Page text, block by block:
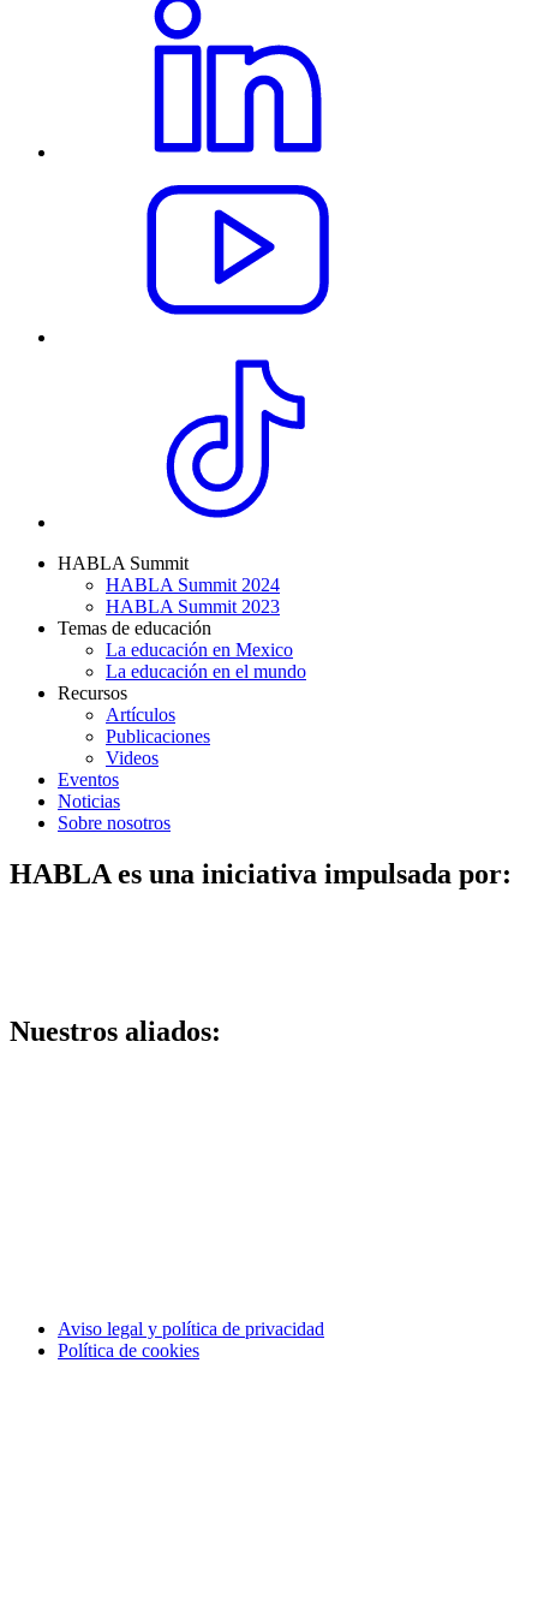
HABLA Summit
HABLA Summit 2024
HABLA Summit 2023
Temas de educación
La educación en Mexico
La educación en el mundo
Recursos
Artículos
Publicaciones
Videos
Eventos
Noticias
Sobre nosotros
HABLA es una iniciativa impulsada por:
Nuestros aliados:
Aviso legal y política de privacidad
Política de cookies